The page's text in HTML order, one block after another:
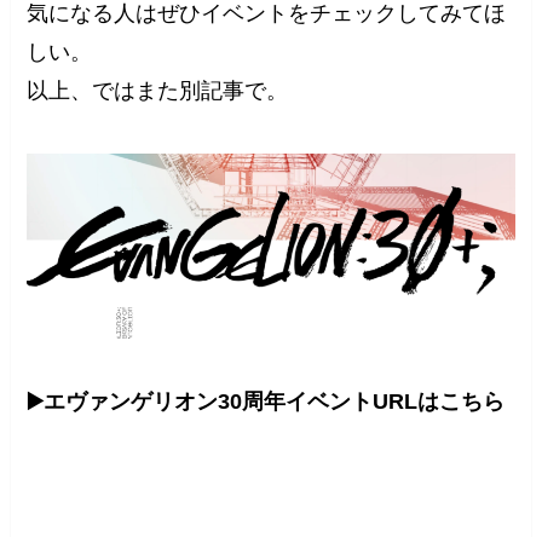
気になる人はぜひイベントをチェックしてみてほ
しい。
以上、ではまた別記事で。
▶️エヴァンゲリオン30周年イベントURLはこちら